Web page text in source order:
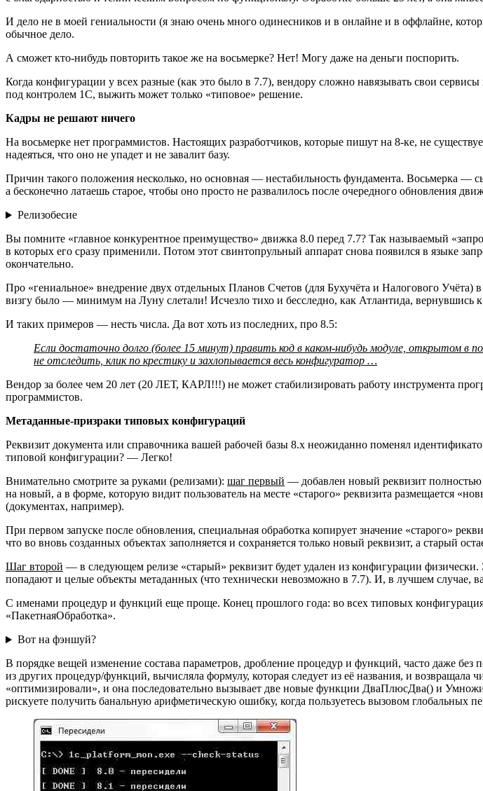
И дело не в моей гениальности (я знаю очень много одинесников и в онлайне и в оффлайне,
обычное дело.
А сможет кто‑нибудь повторить такое же на восьмерке? Нет! Могу даже на деньги поспорить.
Когда конфигурации у всех разные (как это было в 7.7), вендору сложно навязывать свои
под контролем 1С, выжить может только «типовое» решение.
Кадры не решают ничего
На восьмерке нет программистов. Настоящих разработчиков, которые пишут на 8-ке, не
надеяться, что оно не упадет и не завалит базу.
Причин такого положения несколько, но основная — нестабильность фундамента. Восьмерка —
а бесконечно латаешь старое, чтобы оно просто не развалилось после очередного обновления
Релизобесие
Вы помните «главное конкурентное преимущество» движка 8.0 перед 7.7? Так называемый
в которых его сразу применили. Потом этот свинтопрульный аппарат снова появился в языке
окончательно.
Про «гениальное» внедрение двух отдельных Планов Счетов (для Бухучёта и Налогового
визгу было — минимум на Луну слетали! Исчезло тихо и бесследно, как Атлантида, вернувшись к
И таких примеров — несть числа. Да вот хоть из последних, про 8.5:
Если достаточно долго (более 15 минут) править код в каком‑нибудь модуле, открытом
не отследить, клик по крестику и захлопывается весь конфигуратор …
Вендор за более чем 20 лет (20 ЛЕТ, КАРЛ!!!) не может стабилизировать работу инструмента
программистов.
Метаданные‑призраки типовых конфигураций
Реквизит документа или справочника вашей рабочей базы 8.х неожиданно поменял
типовой конфигурации? — Легко!
Внимательно смотрите за руками (релизами): шаг первый — добавлен новый реквизит
на новый, а в форме, которую видит пользователь на месте «старого» реквизита размещается
(документах, например).
При первом запуске после обновления, специальная обработка копирует значение «старого»
что во вновь созданных объектах заполняется и сохраняется только новый реквизит, а старый
Шаг второй — в следующем релизе «старый» реквизит будет удален из конфигурации
попадают и целые объекты метаданных (что технически невозможно в 7.7). И, в лучшем случае,
С именами процедур и функций еще проще. Конец прошлого года: во всех типовых
«ПакетнаяОбработка».
Вот на фэншуй?
В порядке вещей изменение состава параметров, дробление процедур и функций, часто даже
из других процедур/функций, вычисляла формулу, которая следует из её названия, и возвращала
«оптимизировали», и она последовательно вызывает две новые функции ДваПлюсДва() и
рискуете получить банальную арифметическую ошибку, когда пользуетесь вызовом глобальных